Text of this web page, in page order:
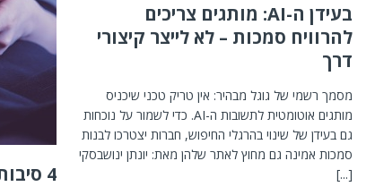
4 סיבות למה דווקא יס
בעידן ה-AI: מותגים צריכים
להרוויח סמכות – לא לייצר קיצורי
דרך
מסמך רשמי של גוגל מבהיר: אין טריק טכני שיכניס
מותגים אוטומטית לתשובות ה-AI. כדי לשמור על נוכחות
גם בעידן של שינוי בהרגלי החיפוש, חברות יצטרכו לבנות
סמכות אמינה גם מחוץ לאתר שלהן מאת: יונתן ינושבסקי
[...]